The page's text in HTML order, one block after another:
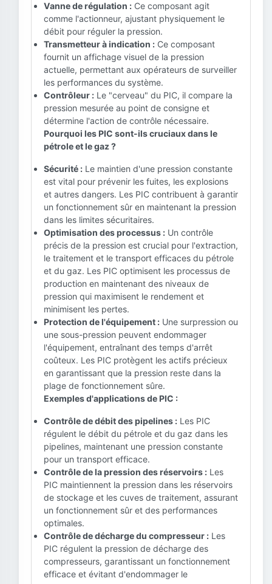
Vanne de régulation : Ce composant agit
comme l'actionneur, ajustant physiquement le
débit pour réguler la pression.
Transmetteur à indication : Ce composant
fournit un affichage visuel de la pression
actuelle, permettant aux opérateurs de surveiller
les performances du système.
Contrôleur : Le "cerveau" du PIC, il compare la
pression mesurée au point de consigne et
détermine l'action de contrôle nécessaire.
Pourquoi les PIC sont-ils cruciaux dans le
pétrole et le gaz ?
Sécurité : Le maintien d'une pression constante
est vital pour prévenir les fuites, les explosions
et autres dangers. Les PIC contribuent à garantir
un fonctionnement sûr en maintenant la pression
dans les limites sécuritaires.
Optimisation des processus : Un contrôle
précis de la pression est crucial pour l'extraction,
le traitement et le transport efficaces du pétrole
et du gaz. Les PIC optimisent les processus de
production en maintenant des niveaux de
pression qui maximisent le rendement et
minimisent les pertes.
Protection de l'équipement : Une surpression ou
une sous-pression peuvent endommager
l'équipement, entraînant des temps d'arrêt
coûteux. Les PIC protègent les actifs précieux
en garantissant que la pression reste dans la
plage de fonctionnement sûre.
Exemples d'applications de PIC :
Contrôle de débit des pipelines : Les PIC
régulent le débit du pétrole et du gaz dans les
pipelines, maintenant une pression constante
pour un transport efficace.
Contrôle de la pression des réservoirs : Les
PIC maintiennent la pression dans les réservoirs
de stockage et les cuves de traitement, assurant
un fonctionnement sûr et des performances
optimales.
Contrôle de décharge du compresseur : Les
PIC régulent la pression de décharge des
compresseurs, garantissant un fonctionnement
efficace et évitant d'endommager le